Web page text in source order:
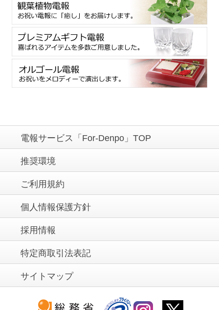
電報サービス「For-Denpo」TOP
推奨環境
ご利用規約
個人情報保護方針
採用情報
特定商取引法表記
サイトマップ